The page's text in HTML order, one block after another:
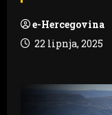
e-Hercegovina
22 lipnja, 2025